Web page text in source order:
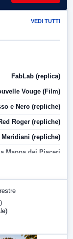
VEDI TUTTI
FabLab (replica)
Vouge (Film)
e Nero (repliche)
Roger (repliche)
Meridiani (repliche)
Mappa dei Piaceri